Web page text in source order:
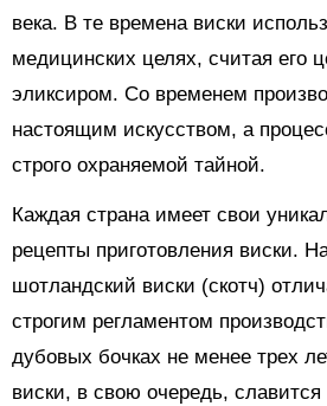
века. В те времена виски
медицинских целях, считая его
эликсиром. Со временем
настоящим искусством, а
строго охраняемой тайной.
Каждая страна имеет свои
рецепты приготовления виски.
шотландский виски (скотч)
строгим регламентом
дубовых бочках не менее трех
виски, в свою очередь, славится